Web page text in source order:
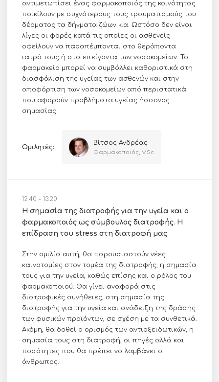
αντιμετωπίσει ένας φαρμακοποιός της κοινότητας
ποικίλουν με συχνότερους τους τραυματισμούς του
δέρματος τα δήγματα ζώων κ.α. Ωστόσο δεν είναι
λίγες οι φορές κατά τις οποίες οι ασθενείς
οφείλουν να παραπέμπονται στο θεράποντα
ιατρό τους ή στα επείγοντα των νοσοκομείων. Το
φαρμακείο μπορεί να συμβάλλει καθοριστικά στη
διασφάλιση της υγείας των ασθενών και στην
αποφόρτιση των νοσοκομείων από περιστατικά
που αφορούν προβλήματα υγείας ήσσονος
σημασίας.
Ομιλητές:
Βίτσος Ανδρέας
Φαρμακοποιός, MSc
12:40 - 13:20
Η σημασία της διατροφής για την υγεία και ο
φαρμακοποιός ως σύμβουλος διατροφής. Η
επίδραση του stress στη διατροφή μας
Στην ομιλία αυτή, θα παρουσιαστούν νέες
καινοτομίες στον τομέα της διατροφής, η σημασία
τους για την υγεία, καθώς επίσης και ο ρόλος του
φαρμακοποιού. Θα γίνει αναφορά στις
διατροφικές συνήθειες, στη σημασία της
διατροφής για την υγεία και ανάδειξη της δράσης
των φυσικών προϊόντων, σε σχέση με τα συνθετικά.
Ακόμη, θα δοθεί ο ορισμός των αντιοξειδωτικών, η
σημασία τους στη διατροφή, οι πηγές αλλά και
ποσότητες που θα πρέπει να λαμβάνει ο
άνθρωπος.